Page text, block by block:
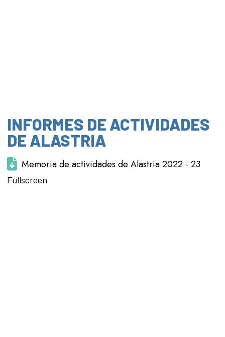
INFORMES DE ACTIVIDADES
DE ALASTRIA
Memoria de actividades de Alastria 2022 - 23
Fullscreen
Saltar al
contenido